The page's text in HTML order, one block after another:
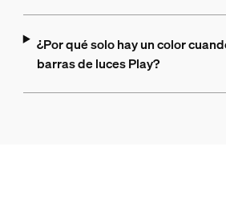
¿Por qué solo hay un color
barras de luces Play?